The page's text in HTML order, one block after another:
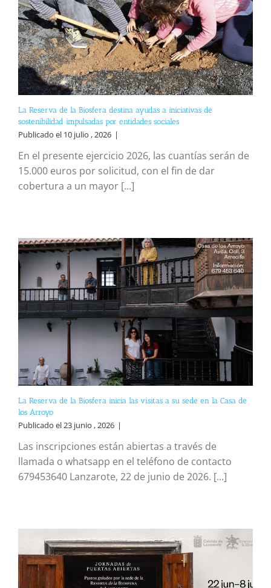
La Reserva de la Biosfera destina ayudas a iniciativas de
sostenibilidad impulsadas por entidades sociales
Publicado el 10 julio , 2026 |
En el presente ejercicio 2026, las cuantías serán de
15.000 euros por solicitud, con el fin de dar
cobertura a un mayor [...]
La Reserva de la Biosfera inicia las visitas a su sede en la Casa de
los Arroyo
Publicado el 23 junio , 2026 |
Las inscripciones están abiertas a través de
llamada o whatsapp en el teléfono de contacto
679453640 Lanzarote, 22 de junio de 2026. [...]